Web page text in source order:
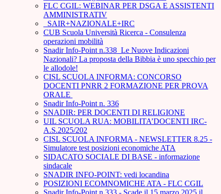
FLC CGIL: WEBINAR PER DSGA E ASSISTENTI
AMMINISTRATIV
_SAIR+NAZIONALE+IRC
CUB Scuola Università Ricerca - Consulenza
operazioni mobilità
Snadir Info-Point n.338 Le Nuove Indicazioni
Nazionali? La proposta della Bibbia è uno specchio per
le allodole!
CISL SCUOLA INFORMA: CONCORSO
DOCENTI PNRR 2 FORMAZIONE PER PROVA
ORALE ­
Snadir Info-Point n. 336
SNADIR: PER DOCENTI DI RELIGIONE
UIL SCUOLA RUA: MOBILITA’DOCENTI IRC-
A.S.2025/202
CISL SCUOLA INFORMA - NEWSLETTER 8.25 -
Simulatore test posizioni economiche ATA
SIDACATO SOCIALE DI BASE - informazione
sindacale
SNADIR INFO-POINT: vedi locandina
POSIZIONI ECOMNOMICHE ATA - FLC CGIL